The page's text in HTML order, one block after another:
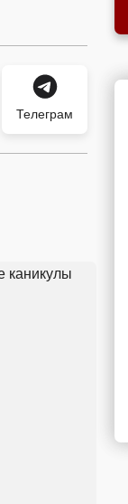
Телеграм